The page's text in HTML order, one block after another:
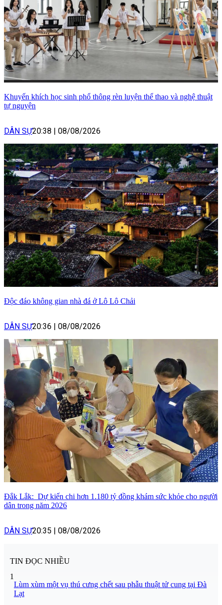
Khuyến khích học sinh phổ thông rèn luyện thể thao và nghệ thuật
tự nguyện
DÂN SỰ20:38 08/08/2026
Độc đáo không gian nhà đá ở Lô Lô Chải
DÂN SỰ20:36 08/08/2026
Đắk Lắk: Dự kiến chi hơn 1.180 tỷ đồng khám sức khỏe cho người
dân trong năm 2026
DÂN SỰ20:35 08/08/2026
TIN ĐỌC NHIỀU
1
Lùm xùm một vụ thú cưng chết sau phẫu thuật tử cung tại Đà
Lạt